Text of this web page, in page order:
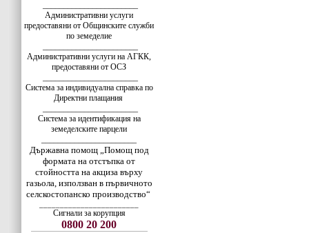
Административни услуги
предоставяни от Общинските служби
по земеделие
Административни услуги на АГКК,
предоставяни от ОСЗ
Система за индивидуална справка по
Директни плащания
Система за идентификация на
земеделските парцели
Държавна помощ „Помощ под
формата на отстъпка от
стойността на акциза върху
газьола, използван в първичното
селскостопанско производство“
Сигнали за корупция
0800 20 200